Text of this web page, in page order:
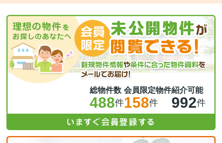
総物件数
488件
会員限定物件
158件
紹介可能
992件